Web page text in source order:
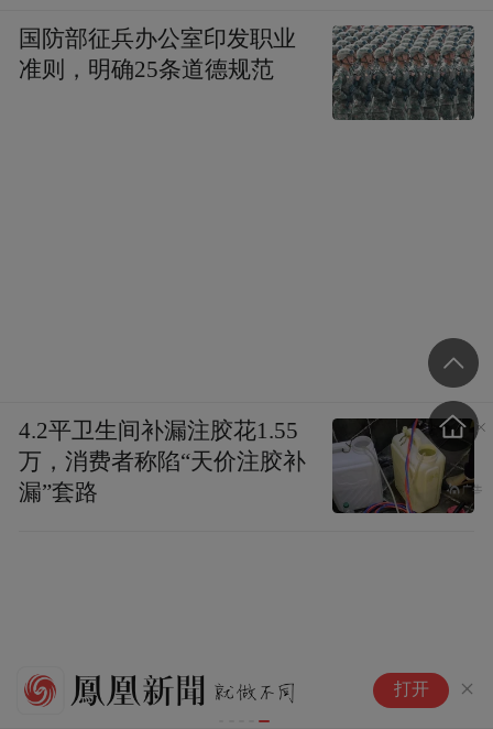
打开
国防部征兵办公室印发职业
准则，明确25条道德规范
4.2平卫生间补漏注胶花1.55
万，消费者称陷“天价注胶补
漏”套路